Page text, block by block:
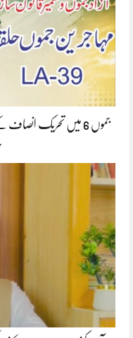
جموں 6 میں تحریک